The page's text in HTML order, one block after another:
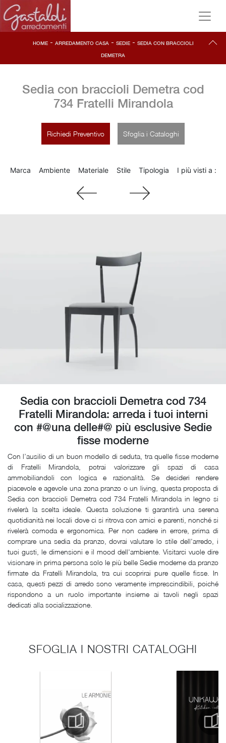
HOME- ARREDAMENTO CASA- SEDIE - SEDIA CON BRACCIOLI
DEMETRA
Sedia con braccioli Demetra cod
734 Fratelli Mirandola
Richiedi Preventivo Sfoglia i Cataloghi
Marca Ambiente Materiale Stile Tipologia I più visti a :
Sedia con braccioli Demetra cod 734
Fratelli Mirandola: arreda i tuoi interni
con #@una delle#@ più esclusive Sedie
fisse moderne
Con l’ausilio di un buon modello di seduta, tra quelle fisse moderne
di Fratelli Mirandola, potrai valorizzare gli spazi di casa
ammobiliandoli con logica e razionalità. Se desideri rendere
piacevole e agevole una zona pranzo o un living, questa proposta di
Sedia con braccioli Demetra cod 734 Fratelli Mirandola in legno si
rivelerà la scelta ideale. Questa soluzione ti garantirà una serena
quotidianità nei locali dove ci si ritrova con amici e parenti, nonché si
rivelerà comoda e ergonomica. Per non cadere in errore, prima di
comprare una sedia da pranzo, dovrai valutare lo stile dell'arredo, i
tuoi gusti, le dimensioni e il mood dell'ambiente. Visitarci vuole dire
visionare in prima persona solo le più belle Sedie moderne da pranzo
firmate da Fratelli Mirandola, tra cui scoprirai pure quelle fisse. In
casa, questi pezzi di arredo sono veramente imprescindibili, poiché
rispondono a un ruolo importante insieme ai tavoli negli spazi
dedicati alla socializzazione.
SFOGLIA I NOSTRI CATALOGHI